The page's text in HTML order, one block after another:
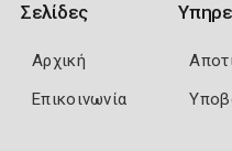
Σελίδες
Αρχική
Επικοινωνία